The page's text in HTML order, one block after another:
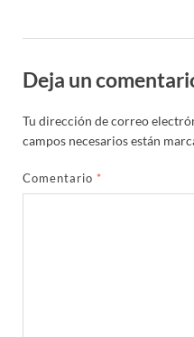
Deja un
Tu dirección de correo
campos necesarios están
Comentario *